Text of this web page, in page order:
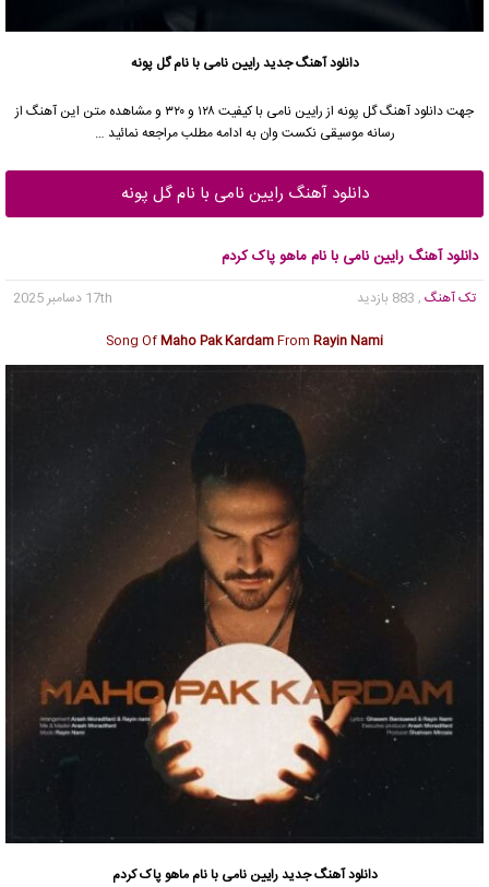
دانلود آهنگ جدیدرایین نامی با نام گل پونه
جهت دانلود آهنگ گل پونه از رایین نامی با کیفیت ۱۲۸ و ۳۲۰ و مشاهده متن این آهنگ از
رسانه موسیقی نکست وان به ادامه مطلب مراجعه نمائید …
دانلود آهنگ رایین نامی با نام گل پونه
دانلود آهنگ رایین نامی با نام ماهو پاک کردم
تک آهنگ , 883 بازدید
17th دسامبر 2025
Song OfMaho Pak KardamFrom Rayin Nami
دانلود آهنگ جدیدرایین نامی با نام ماهو پاک کردم